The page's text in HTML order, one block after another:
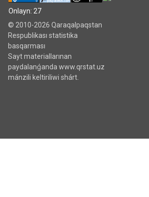
Onlayn: 27
© 2010-2026 Qaraqalpaqstan
Respublikası statistika
basqarması
Sayt materiallarınan
paydalanǵanda www.qrstat.uz
mánzili keltiriliwi shárt.